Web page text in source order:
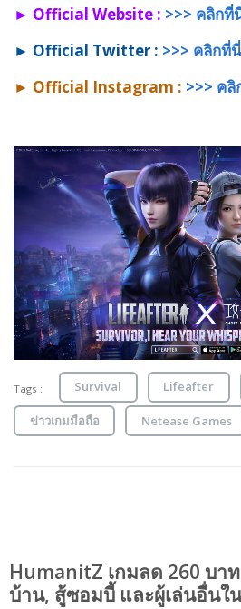
► Official Website : >>> คลิกที่
► Official Twitter : >>> คลิกที่
► Official Instagram : >>> ค
Tags : Survival Lifeafter
ข่าวเกมมือถือ Netease Games
HumanitZ เกมลด 260 บา
บ้าน, สู้ซอมบี้ และผู้เล่นอื่นใ